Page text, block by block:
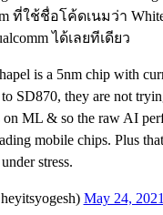
ที่ใช้ชื่อโค้ดเนมว่า
ได้เลยทีเดียว
is a 5nm chip with
SD870, they are not
on ML & so the raw AI
mobile chips. Plus
stress.
May 24,